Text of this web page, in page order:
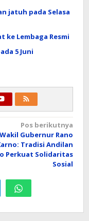
jatuh pada Selasa
ke Lembaga Resmi
5 Juni
Pos berikutnya
Wakil Gubernur Rano
Tradisi Andilan
Perkuat Solidaritas
Sosial